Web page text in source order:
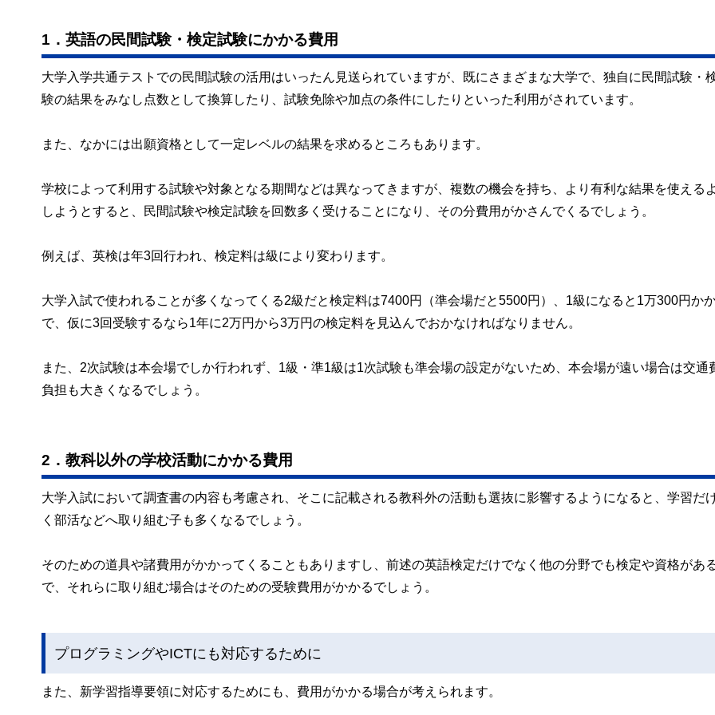
1．英語の民間試験・検定試験にかかる費用
大学入学共通テストでの民間試験の活用はいったん見送られていますが、既にさまざまな大学で、独自に民間試験・
験の結果をみなし点数として換算したり、試験免除や加点の条件にしたりといった利用がされています。
また、なかには出願資格として一定レベルの結果を求めるところもあります。
学校によって利用する試験や対象となる期間などは異なってきますが、複数の機会を持ち、より有利な結果を使える
しようとすると、民間試験や検定試験を回数多く受けることになり、その分費用がかさんでくるでしょう。
例えば、英検は年3回行われ、検定料は級により変わります。
大学入試で使われることが多くなってくる2級だと検定料は7400円（準会場だと5500円）、1級になると1万300円か
で、仮に3回受験するなら1年に2万円から3万円の検定料を見込んでおかなければなりません。
また、2次試験は本会場でしか行われず、1級・準1級は1次試験も準会場の設定がないため、本会場が遠い場合は交通
負担も大きくなるでしょう。
2．教科以外の学校活動にかかる費用
大学入試において調査書の内容も考慮され、そこに記載される教科外の活動も選抜に影響するようになると、学習だ
く部活などへ取り組む子も多くなるでしょう。
そのための道具や諸費用がかかってくることもありますし、前述の英語検定だけでなく他の分野でも検定や資格があ
で、それらに取り組む場合はそのための受験費用がかかるでしょう。
プログラミングやICTにも対応するために
また、新学習指導要領に対応するためにも、費用がかかる場合が考えられます。